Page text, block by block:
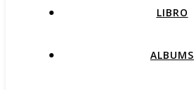
LIBRO
ALBUMS